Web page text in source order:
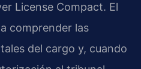
License Compact. El
comprender las
del cargo y, cuando